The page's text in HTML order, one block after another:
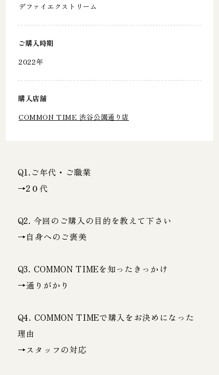
デファイエクストリーム
ご購入時期
2022年
購入店舗
COMMON TIME 渋谷公園通り店
Q1.ご年代・ご職業
→2０代
Q2. 今回のご購入の目的を教えて下さい
→自身へのご褒美
Q3. COMMON TIMEを知ったきっかけ
→通りがかり
Q4. COMMON TIMEで購入をお決めになった
理由
→スタッフの対応